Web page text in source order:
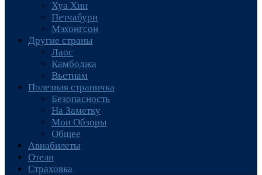
Хуа Хин
Петчабури
Мэхонгсон
Другие страны
Лаос
Камбоджа
Вьетнам
Полезная страничка
Безопасность
На Заметку
Мои Обзоры
Общее
Авиабилеты
Отели
Страховка